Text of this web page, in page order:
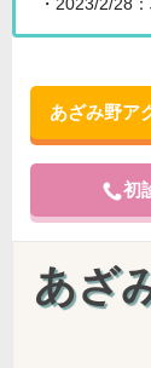
あざみ野ア
初
あざ